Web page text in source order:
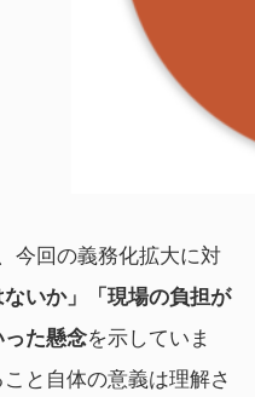
今回の義務化拡大に対
ないか」「現場の負担が
た懸念を示していま
と自体の意義は理解さ